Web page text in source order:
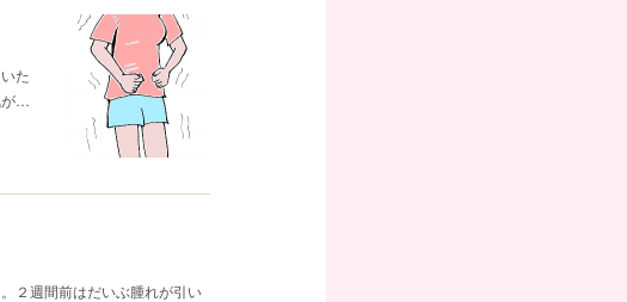
た
が…
２週間前はだいぶ腫れが引い